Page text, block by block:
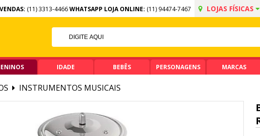
(11) 3313-4466WHATSAPP LOJA ONLINE: (11) 94474-7467 LOJAS FÍSICAS
5% OFF NO PIX
PIX ACIMA DE R$ 99,90
IDADE BEBÊS PERSONAGENS MARCAS
INSTRUMENTOS MUSICAIS